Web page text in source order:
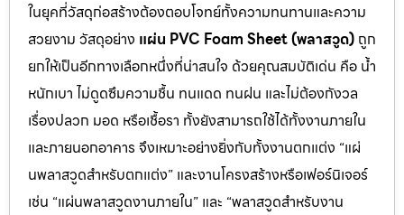
ในยุคที่วัสดุก่อสร้างต้องตอบโจทย์ทั้งความทนทานและความ
สวยงาม วัสดุอย่าง แผ่น PVC Foam Sheet (พลาสวูด) ถูก
ยกให้เป็นอีกทางเลือกหนึ่งที่น่าสนใจ ด้วยคุณสมบัติเด่น คือ น้ำ
หนักเบา ไม่ดูดซึมความชื้น ทนแดด ทนฝน และไม่ต้องกังวล
เรื่องปลวก มอด หรือเชื้อรา ทั้งยังสามารถใช้ได้ทั้งงานภายใน
และภายนอกอาคาร จึงเหมาะอย่างยิ่งกับทั้งงานตกแต่ง “แผ่
นพลาสวูดสำหรับตกแต่ง” และงานโครงสร้างหรือเฟอร์นิเจอร์
เช่น “แผ่นพลาสวูดงานภายใน” และ “พลาสวูดสำหรับงาน